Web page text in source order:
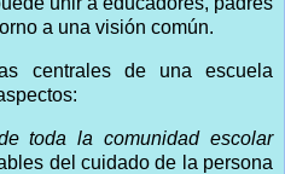
a una visión común.
centrales de una escuela
toda la comunidad escolar
del cuidado de la persona